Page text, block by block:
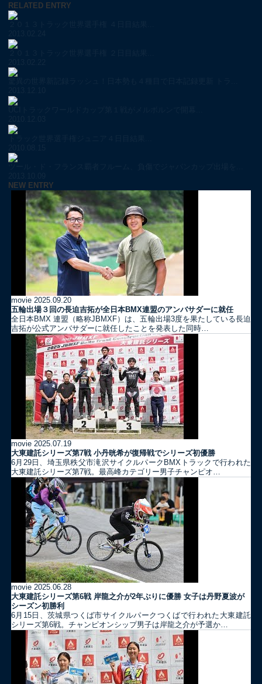
RELATED ENTRY
NEW ENTRY
movie 2025.09.20
五輪出場３回の長迫吉拓が全日本BMX連盟のアンバサダーに就任
全日本BMX 連盟（略称JBMXF）は、五輪出場3度を果たしている長迫
吉拓が公式アンバサダーに就任したことを発表した同時…
movie 2025.07.19
大東建託シリーズ第7戦 ⼩丹晄希が復帰戦でシリーズ初優勝
6月29日、埼玉県秩父市滝沢サイクルパークBMXトラックで行われた
大東建託シリーズ第7戦。最高峰カテゴリー男子チャンピオ…
movie 2025.06.28
大東建託シリーズ第6戦 岸龍之介が2年ぶりに優勝 女子は丹野夏波が
シーズン初勝利
6月15日、茨城県つくば市サイクルパークつくばで行われた大東建託
シリーズ第6戦。チャンピオンシップ男子は岸龍之介が予選か…